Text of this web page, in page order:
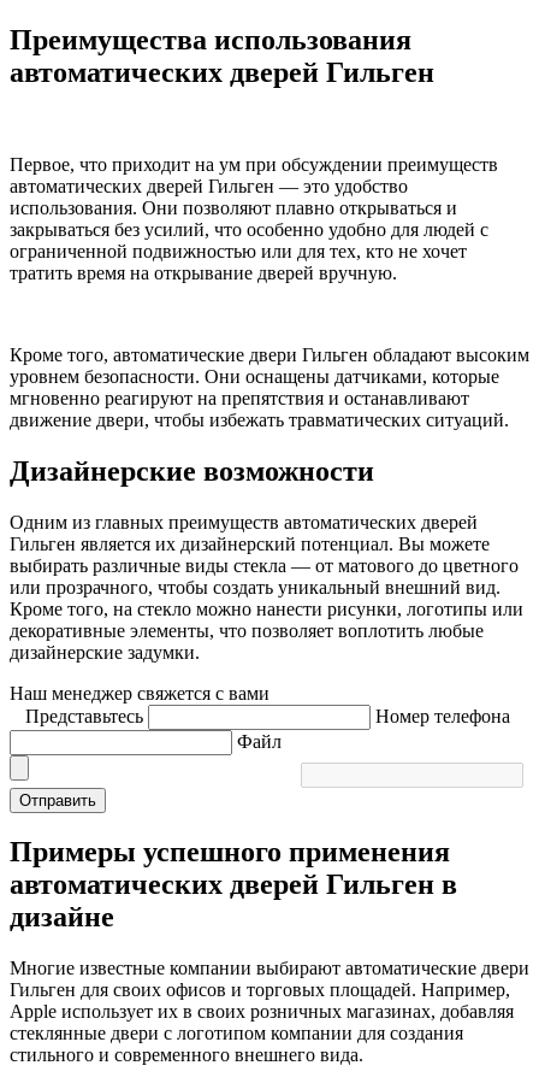
Преимущества использования
автоматических дверей Гильген
Первое, что приходит на ум при обсуждении преимуществ
автоматических дверей Гильген — это удобство
использования. Они позволяют плавно открываться и
закрываться без усилий, что особенно удобно для людей с
ограниченной подвижностью или для тех, кто не хочет
тратить время на открывание дверей вручную.
Кроме того, автоматические двери Гильген обладают высоким
уровнем безопасности. Они оснащены датчиками, которые
мгновенно реагируют на препятствия и останавливают
движение двери, чтобы избежать травматических ситуаций.
Дизайнерские возможности
Одним из главных преимуществ автоматических дверей
Гильген является их дизайнерский потенциал. Вы можете
выбирать различные виды стекла — от матового до цветного
или прозрачного, чтобы создать уникальный внешний вид.
Кроме того, на стекло можно нанести рисунки, логотипы или
декоративные элементы, что позволяет воплотить любые
дизайнерские задумки.
Наш менеджер свяжется с вами
Представьтесь
Номер телефона
Файл
Отправить
Примеры успешного применения
автоматических дверей Гильген в
дизайне
Многие известные компании выбирают автоматические двери
Гильген для своих офисов и торговых площадей. Например,
Apple использует их в своих розничных магазинах, добавляя
стеклянные двери с логотипом компании для создания
стильного и современного внешнего вида.